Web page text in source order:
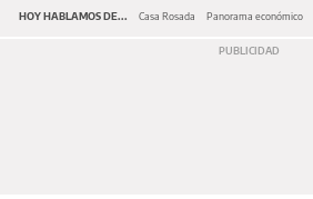
HOY HABLAMOS DE... Casa Rosada Panorama económico